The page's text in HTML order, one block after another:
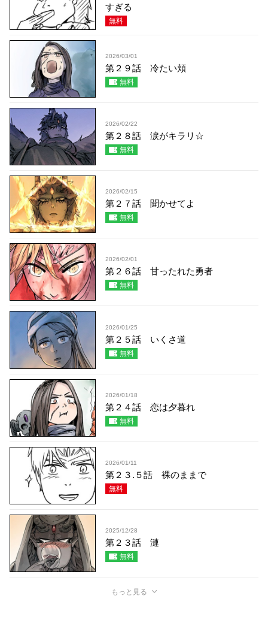
すぎる
無料
2026/03/01
第２９話 冷たい頬
無料
2026/02/22
第２８話 涙がキラリ☆
無料
2026/02/15
第２７話 聞かせてよ
無料
2026/02/01
第２６話 甘ったれた勇者
無料
2026/01/25
第２５話 いくさ道
無料
2026/01/18
第２４話 恋は夕暮れ
無料
2026/01/11
第２３.５話 裸のままで
無料
2025/12/28
第２３話 漣
無料
もっと見る